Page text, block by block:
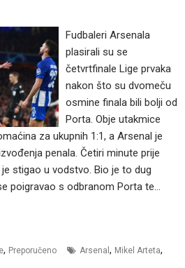
Fudbaleri Arsenala
plasirali su se
četvrtfinale Lige prvaka
nakon što su dvomeču
osmine finala bili bolji od
Porta. Obje utakmice
za ukupnih 1:1, a Arsenal je
penala. Četiri minute prije
stigao u vodstvo. Bio je to dug
poigravao s odbranom Porta te…
, Preporučeno Arsenal, Mikel Arteta,